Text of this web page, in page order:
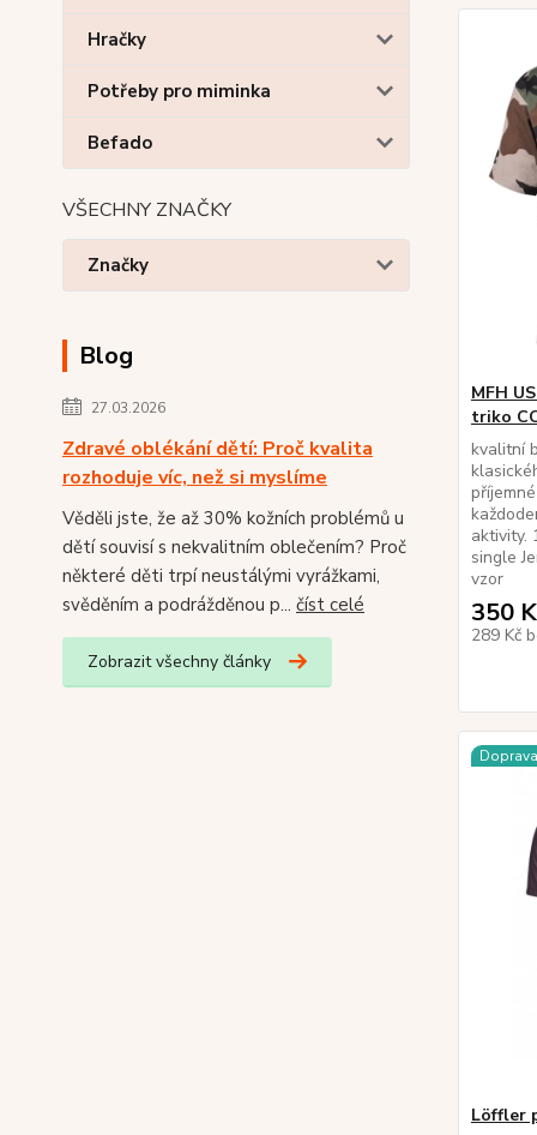
Hračky
Potřeby pro miminka
Befado
VŠECHNY ZNAČKY
Značky
Blog
27.03.2026
Zdravé oblékání dětí: Proč kvalita
rozhoduje víc, než si myslíme
Věděli jste, že až 30% kožních problémů u
dětí souvisí s nekvalitním oblečením? Proč
některé děti trpí neustálými vyrážkami,
svěděním a podrážděnou p... číst celé
Zobrazit všechny články
MFH
triko
kvalitní
aktivity.
single
vzor
350
289 Kč
Löffler